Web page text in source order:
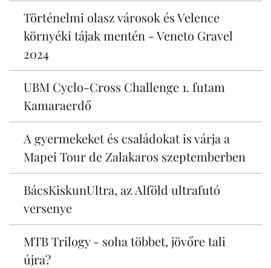
Történelmi olasz városok és Velence
környéki tájak mentén - Veneto Gravel
2024
UBM Cyclo-Cross Challenge 1. futam
Kamaraerdő
A gyermekeket és családokat is várja a
Mapei Tour de Zalakaros szeptemberben
BácsKiskunUltra, az Alföld ultrafutó
versenye
MTB Trilogy - soha többet, jövőre tali
újra?